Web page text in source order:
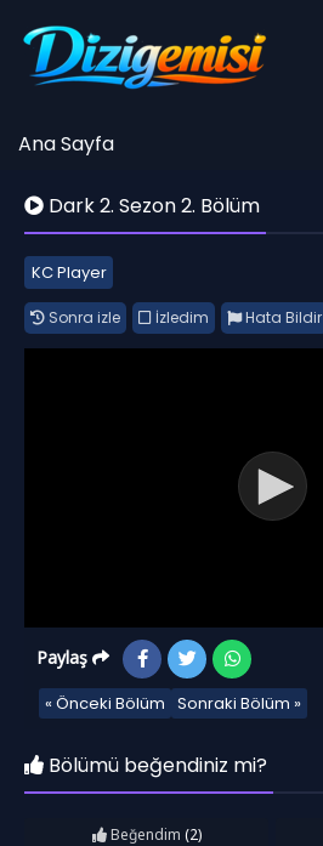
Ana Sayfa
Dark 2. Sezon 2. Bölüm
KC Player
Sonra izle İzledim Hata Bildir
Paylaş
« Önceki Bölüm Sonraki Bölüm »
Bölümü beğendiniz mi?
Beğendim (2)